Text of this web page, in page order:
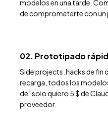
modelos en una tarde.
de comprometerte con un
02. Prototipado
Side projects, hacks de fin
recarga, todos los
de "solo quiero 5 $ de
proveedor.